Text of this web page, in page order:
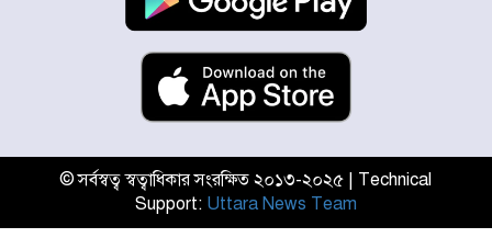
দেশে ভারি বৃষ্টির সতর্কবার্তা, ১০
জেলায় বন্যার পূর্বাভাস
৫৩ নং ওয়ার্ডের সড়কে নেমপ্লেট
৭ জেলায় ঝোড়ো হাওয়াসহ বজ্রবৃষ্টির
© সর্বস্বত্ব স্বত্বাধিকার সংরক্ষিত ২০১৩-২০২৫ | Technical
Support: Uttara News Team